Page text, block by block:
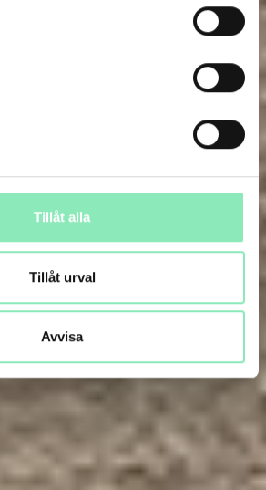
Tillåt alla
Tillåt urval
Avvisa